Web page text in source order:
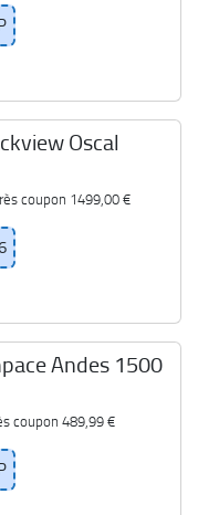
Oscal
coupon 1499,00 €
Andes 1500
coupon 489,99 €